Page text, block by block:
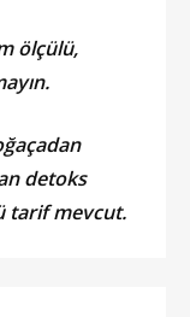
ölçülü,
detoks
tarif mevcut.